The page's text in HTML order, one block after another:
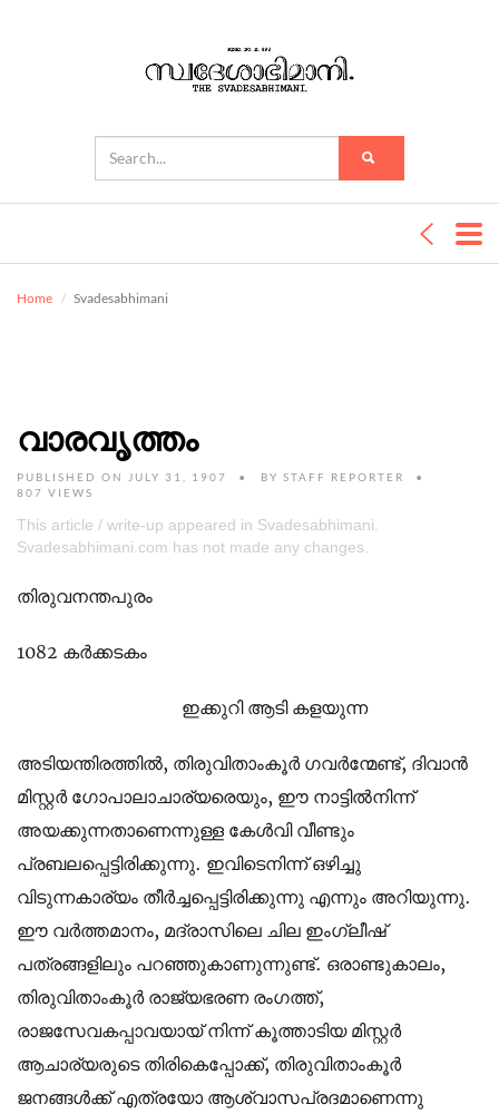
Home Svadesabhimani
വാരവൃത്തം
PUBLISHED ON JULY 31, 1907 BY STAFF REPORTER
807 VIEWS
This article / write-up appeared in Svadesabhimani.
Svadesabhimani.com has not made any changes.
തിരുവനന്തപുരം
1082 കര്‍ക്കടകം
ഇക്കുറി ആടി കളയുന്ന
അടിയന്തിരത്തില്‍, തിരുവിതാംകൂര്‍ ഗവര്‍ന്മേണ്ട്, ദിവാന്‍
മിസ്റ്റര്‍ ഗോപാലാചാര്യരെയും, ഈ നാട്ടില്‍നിന്ന്
അയക്കുന്നതാണെന്നുള്ള കേള്‍വി വീണ്ടും
പ്രബലപ്പെട്ടിരിക്കുന്നു. ഇവിടെനിന്ന് ഒഴിച്ചു
വിടുന്നകാര്യം തീര്‍ച്ചപ്പെട്ടിരിക്കുന്നു എന്നും അറിയുന്നു.
ഈ വര്‍ത്തമാനം, മദ്രാസിലെ ചില ഇംഗ്ലീഷ്
പത്രങ്ങളിലും പറഞ്ഞുകാണുന്നുണ്ട്. ഒരാണ്ടുകാലം,
തിരുവിതാംകൂര്‍ രാജ്യഭരണ രംഗത്ത്,
രാജസേവകപ്പാവയായ് നിന്ന് കൂത്താടിയ മിസ്റ്റര്‍
ആചാര്യരുടെ തിരികെപ്പോക്ക്, തിരുവിതാംകൂര്‍
ജനങ്ങള്‍ക്ക് എത്രയോ ആശ്വാസപ്രദമാണെന്നു